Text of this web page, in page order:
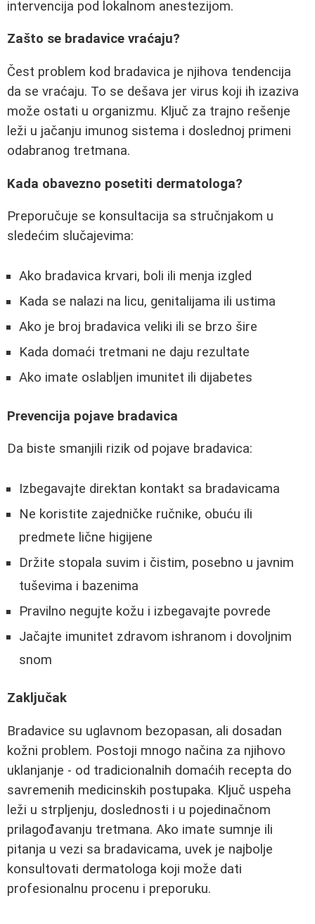
intervencija pod lokalnom anestezijom.
Zašto se bradavice vraćaju?
Čest problem kod bradavica je njihova tendencija
da se vraćaju. To se dešava jer virus koji ih izaziva
može ostati u organizmu. Ključ za trajno rešenje
leži u jačanju imunog sistema i doslednoj primeni
odabranog tretmana.
Kada obavezno posetiti dermatologa?
Preporučuje se konsultacija sa stručnjakom u
sledećim slučajevima:
Ako bradavica krvari, boli ili menja izgled
Kada se nalazi na licu, genitalijama ili ustima
Ako je broj bradavica veliki ili se brzo šire
Kada domaći tretmani ne daju rezultate
Ako imate oslabljen imunitet ili dijabetes
Prevencija pojave bradavica
Da biste smanjili rizik od pojave bradavica:
Izbegavajte direktan kontakt sa bradavicama
Ne koristite zajedničke ručnike, obuću ili
predmete lične higijene
Držite stopala suvim i čistim, posebno u javnim
tuševima i bazenima
Pravilno negujte kožu i izbegavajte povrede
Jačajte imunitet zdravom ishranom i dovoljnim
snom
Zaključak
Bradavice su uglavnom bezopasan, ali dosadan
kožni problem. Postoji mnogo načina za njihovo
uklanjanje - od tradicionalnih domaćih recepta do
savremenih medicinskih postupaka. Ključ uspeha
leži u strpljenju, doslednosti i u pojedinačnom
prilagođavanju tretmana. Ako imate sumnje ili
pitanja u vezi sa bradavicama, uvek je najbolje
konsultovati dermatologa koji može dati
profesionalnu procenu i preporuku.